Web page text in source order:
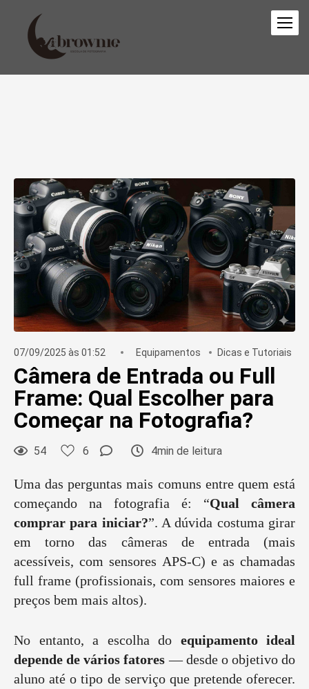
07/09/2025 às 01:52 Equipamentos Dicas e Tutoriais
Câmera de Entrada ou Full
Frame: Qual Escolher para
Começar na Fotografia?
54 6 4min de leitura
Uma das perguntas mais comuns entre quem está
começando na fotografia é: “Qual câmera
comprar para iniciar?”. A dúvida costuma girar
em torno das câmeras de entrada (mais
acessíveis, com sensores APS-C) e as chamadas
full frame (profissionais, com sensores maiores e
preços bem mais altos).
No entanto, a escolha do equipamento ideal
depende de vários fatores — desde o objetivo do
aluno até o tipo de serviço que pretende oferecer.